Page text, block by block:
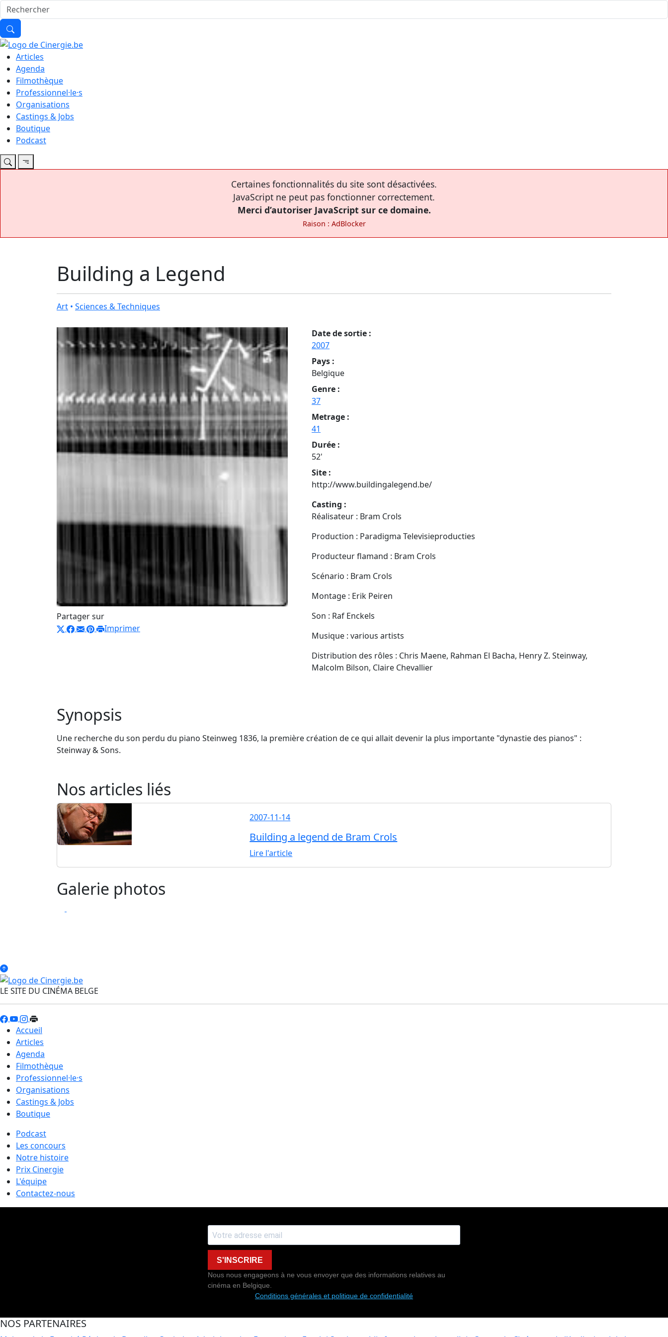
Articles
Agenda
Filmothèque
Professionnel·le·s
Organisations
Castings & Jobs
Boutique
Podcast
Certaines fonctionnalités du site sont désactivées.
JavaScript ne peut pas fonctionner correctement.
Merci d’autoriser JavaScript sur ce domaine.
Raison : AdBlocker
Building a Legend
Art • Sciences & Techniques
Partager sur
Imprimer
Date de sortie :
2007
Pays :
Belgique
Genre :
37
Metrage :
41
Durée :
52'
Site :
http://www.buildingalegend.be/
Casting :
Réalisateur : Bram Crols
Production : Paradigma Televisieproducties
Producteur flamand : Bram Crols
Scénario : Bram Crols
Montage : Erik Peiren
Son : Raf Enckels
Musique : various artists
Distribution des rôles : Chris Maene, Rahman El Bacha, Henry Z. Steinway,
Malcolm Bilson, Claire Chevallier
Synopsis
Une recherche du son perdu du piano Steinweg 1836, la première création de ce qui allait devenir la plus importante "dynastie des pianos" :
Steinway & Sons.
Nos articles liés
2007-11-14
Building a legend de Bram Crols
Lire l'article
Galerie photos
LE SITE DU CINÉMA BELGE
Accueil
Articles
Agenda
Filmothèque
Professionnel·le·s
Organisations
Castings & Jobs
Boutique
Podcast
Les concours
Notre histoire
Prix Cinergie
L'équipe
Contactez-nous
S'INSCRIRE
Nous nous engageons à ne vous envoyer que des informations relatives au
cinéma en Belgique.
Conditions générales et politique de confidentialité
NOS PARTENAIRES